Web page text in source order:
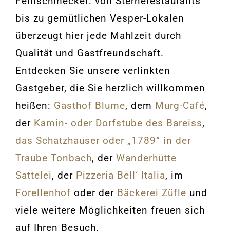
bis zu gemütlichen Vesper-Lokalen
überzeugt hier jede Mahlzeit durch
Qualität und Gastfreundschaft.
Entdecken Sie unsere verlinkten
Gastgeber, die Sie herzlich willkommen
heißen: Gasthof Blume, dem Murg-Café,
der Kamin- oder Dorfstube des Bareiss,
das Schatzhauser oder „1789“ in der
Traube Tonbach, der Wanderhütte
Sattelei, der Pizzeria Bell‘ Italia, im
Forellenhof oder der Bäckerei Züfle und
viele weitere Möglichkeiten freuen sich
auf Ihren Besuch.